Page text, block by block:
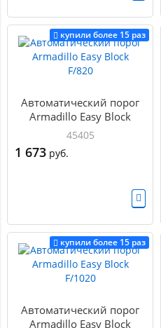
купили более 15 раз
Автоматический порог
Armadillo Easy Block
F/820
45405
1 673 руб.
купили более 15 раз
Автоматический порог
Armadillo Easy Block